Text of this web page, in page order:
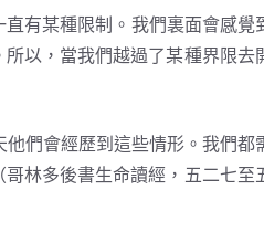
有某種限制。我們裏面會感覺
以，當我們越過了某種界限去
們會經歷到這些情形。我們都
林多後書生命讀經，五二七至